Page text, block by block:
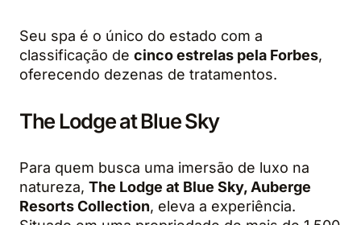
Seu spa é o único do estado com a
classificação de cinco estrelas pela Forbes,
oferecendo dezenas de tratamentos.
The Lodge at Blue Sky
Para quem busca uma imersão de luxo na
natureza, The Lodge at Blue Sky, Auberge
Resorts Collection, eleva a experiência.